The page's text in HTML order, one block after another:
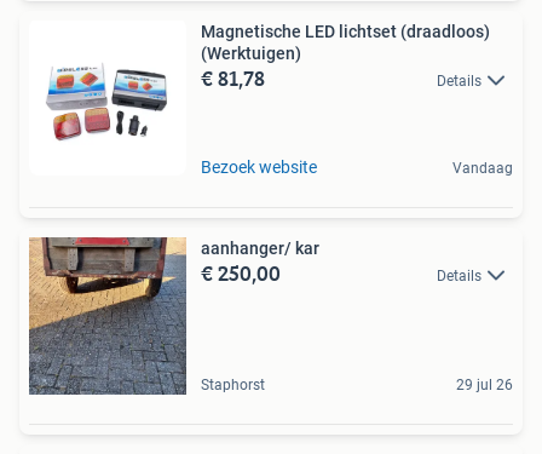
Magnetische LED lichtset (draadloos)
(Werktuigen)
€ 81,78 Details
Bezoek website Vandaag
aanhanger/ kar
€ 250,00 Details
Staphorst 29 jul 26